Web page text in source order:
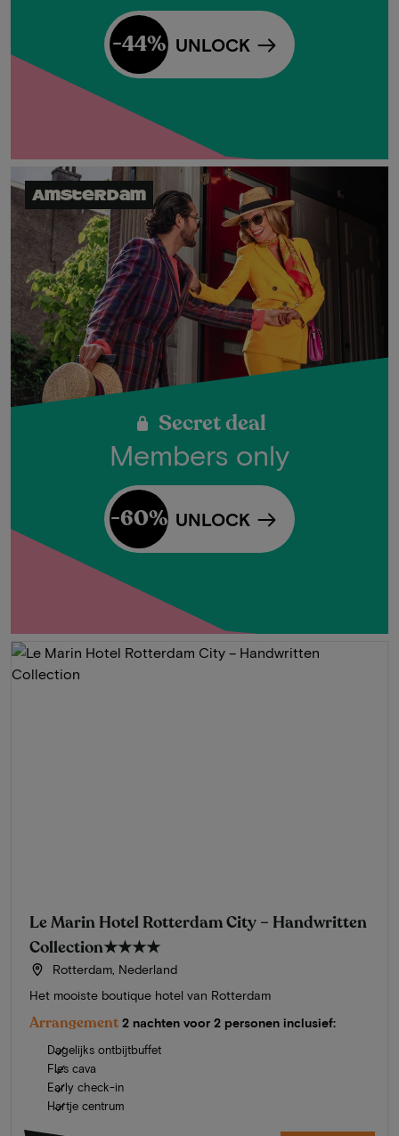
UNLOCK
-44%
Amsterdam
Secret deal
Members only
UNLOCK
-60%
Le Marin Hotel Rotterdam City – Handwritten
Collection★★★★
Rotterdam, Nederland
Het mooiste boutique hotel van Rotterdam
Arrangement 2 nachten voor 2 personen inclusief:
Dagelijks ontbijtbuffet
Fles cava
Early check-in
Hartje centrum